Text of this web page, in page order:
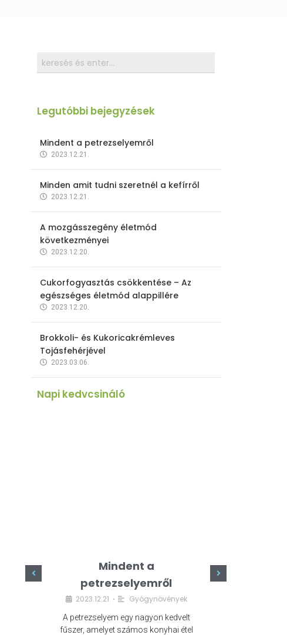
Legutóbbi bejegyzések
Mindent a petrezselyemről
2023.12.21.
Minden amit tudni szeretnél a kefírről
2023.12.21.
A mozgásszegény életmód
következményei
2023.12.20.
Cukorfogyasztás csökkentése – Az
egészséges életmód alappillére
2023.12.20.
Brokkoli- és Kukoricakrémleves
Tojásfehérjével
2023.03.06.
Napi kedvcsináló
Mindent a
petrezselyemről
2023.12.21. • Gyógynövények
A petrezselyem egy nagyon kedvelt
fűszer, amelyet számos konyhai étel